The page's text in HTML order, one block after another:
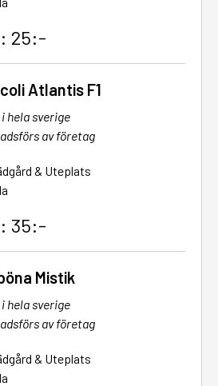
25:-
Atlantis F1
hela sverige
av företag
& Uteplats
35:-
Mistik
hela sverige
av företag
& Uteplats